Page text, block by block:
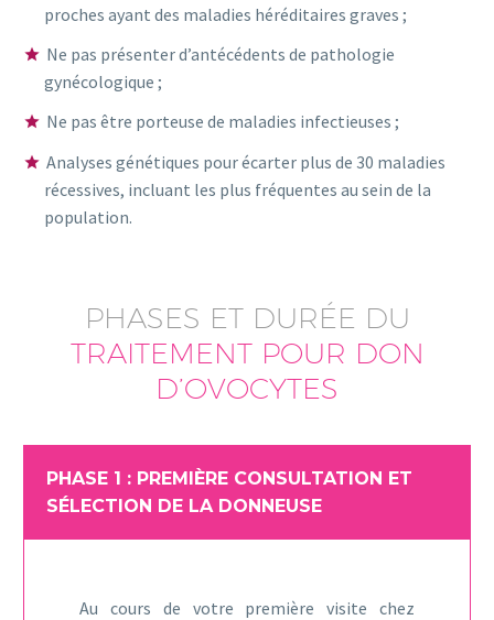
proches ayant des maladies héréditaires graves ;
Ne pas présenter d’antécédents de pathologie
gynécologique ;
Ne pas être porteuse de maladies infectieuses ;
Analyses génétiques pour écarter plus de 30 maladies
récessives, incluant les plus fréquentes au sein de la
population.
PHASES ET DURÉE DU
TRAITEMENT POUR DON
D’OVOCYTES
PHASE 1 : PREMIÈRE CONSULTATION ET
SÉLECTION DE LA DONNEUSE
Au cours de votre première visite chez